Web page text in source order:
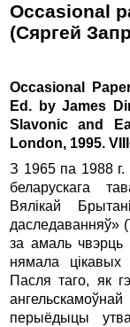
Occasional
(Сяргей
Occasional
Ed. by James
Slavonic and
London, 1995.
З 1965 па 1988 г.
беларускага
Вялiкай
даследаванняў»
за амаль чвэрць
нямала цiкавых
Пасля таго, як
перыёдыцы